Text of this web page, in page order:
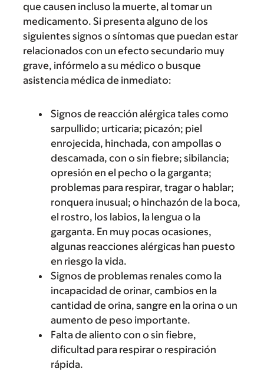
que causen incluso la muerte, al tomar un
medicamento. Si presenta alguno de los
siguientes signos o síntomas que puedan estar
relacionados con un efecto secundario muy
grave, infórmelo a su médico o busque
asistencia médica de inmediato:
Signos de reacción alérgica tales como
sarpullido; urticaria; picazón; piel
enrojecida, hinchada, con ampollas o
descamada, con o sin fiebre; sibilancia;
opresión en el pecho o la garganta;
problemas para respirar, tragar o hablar;
ronquera inusual; o hinchazón de la boca,
el rostro, los labios, la lengua o la
garganta. En muy pocas ocasiones,
algunas reacciones alérgicas han puesto
en riesgo la vida.
Signos de problemas renales como la
incapacidad de orinar, cambios en la
cantidad de orina, sangre en la orina o un
aumento de peso importante.
Falta de aliento con o sin fiebre,
dificultad para respirar o respiración
rápida.